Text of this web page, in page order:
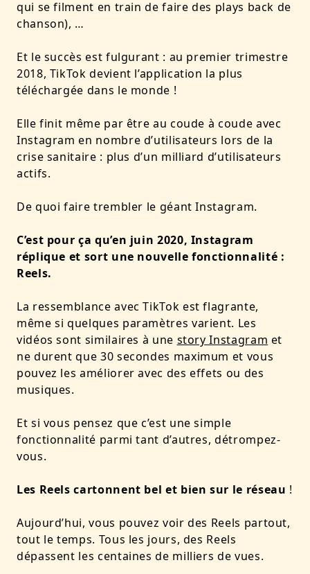
qui se filment en train de faire des plays back de
chanson), …
Et le succès est fulgurant : au premier trimestre
2018, TikTok devient l’application la plus
téléchargée dans le monde !
Elle finit même par être au coude à coude avec
Instagram en nombre d’utilisateurs lors de la
crise sanitaire : plus d’un milliard d’utilisateurs
actifs.
De quoi faire trembler le géant Instagram.
C’est pour ça qu’en juin 2020, Instagram
réplique et sort une nouvelle fonctionnalité :
Reels.
La ressemblance avec TikTok est flagrante,
même si quelques paramètres varient. Les
vidéos sont similaires à une story Instagram et
ne durent que 30 secondes maximum et vous
pouvez les améliorer avec des effets ou des
musiques.
Et si vous pensez que c’est une simple
fonctionnalité parmi tant d’autres, détrompez-
vous.
Les Reels cartonnent bel et bien sur le réseau !
Aujourd’hui, vous pouvez voir des Reels partout,
tout le temps. Tous les jours, des Reels
dépassent les centaines de milliers de vues.